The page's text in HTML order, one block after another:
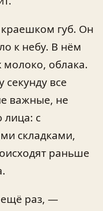
губ. Он
к небу. В нём
молоко, облака.
секунду все
важные, не
лица: с
складками,
раньше
раз, —